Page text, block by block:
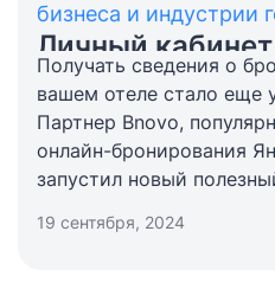
бизнеса и индустрии
Личный
Путешествия –
инструмент от
сервиса
Получать сведения о
вашем отеле стало еще
Партнер Bnovo,
онлайн-бронирования
запустил новый
отображает всю
19 сентября, 2024